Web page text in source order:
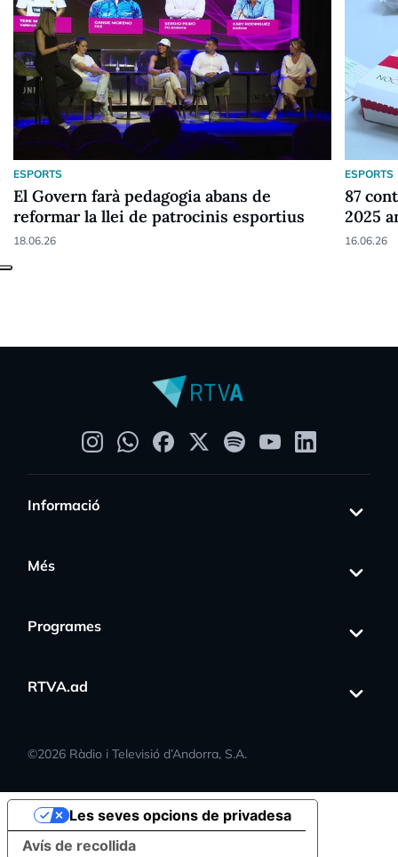
ESPORTS
El Govern farà pedagogia abans de
reformar la llei de patrocinis esportius
18.06.26
ESPORTS
87
2025
16.06.26
Informació
Més
Programes
RTVA.ad
©2026 Ràdio i Televisió d’Andorra, S.A.
Avís de recollida
Les seves opcions de privadesa